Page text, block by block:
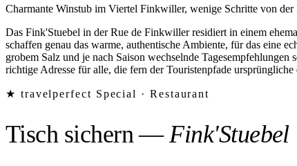
Charmante Winstub im Viertel Finkwiller, wenige Schritte von der
Das Fink'Stuebel in der Rue de Finkwiller residiert in einem
schaffen genau das warme, authentische Ambiente, für das eine
grobem Salz und je nach Saison wechselnde
richtige Adresse für alle, die fern der Touristenpfade
★ travelperfect Special · Restaurant
Tisch sichern—Fink'Stuebel